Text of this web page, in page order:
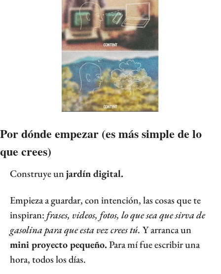
Por dónde empezar (es más simple de lo
que crees)
Construye un jardín digital.
Empieza a guardar, con intención, las cosas que te
inspiran: frases, videos, fotos, lo que sea que sirva de
gasolina para que esta vez crees tú.
mini proyecto pequeño. Para mí fue escribir una
hora, todos los días.